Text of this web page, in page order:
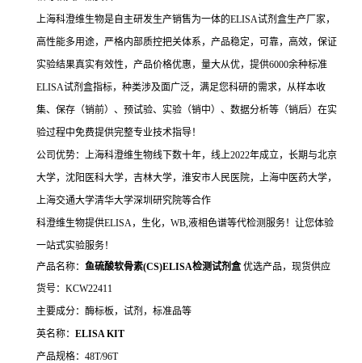
上海科澄维生物是自主研发生产销售为一体的ELISA试剂盒生产厂家，
高性能多用途，严格内部质控把关体系，产品稳定，可靠，高效，保证
实验结果真实有效性，产品价格优惠，量大从优，提供6000余种标准
ELISA试剂盒指标，种类涉及面广泛，满足您科研的需求，从样本收
集、保存（销前）、预试验、实验（销中）、数据分析等（销后）在实
验过程中免费提供完整专业技术指导！
公司优势：上海科澄维生物线下数十年，线上2022年成立，长期与北京
大学，沈阳医科大学，吉林大学，淮安市人民医院，上海中医药大学，
上海交通大学清华大学深圳研究院等合作
科澄维生物提供ELISA，生化，WB,液相色谱等代检测服务！让您体验
一站式实验服务！
产品名称： 鱼硫酸软骨素(CS)ELISA检测试剂盒优选产品，现货供应
货号：KCW22411
主要成分：酶标板，试剂，标准品等
英名称： ELISA KIT
产品规格：48T/96T